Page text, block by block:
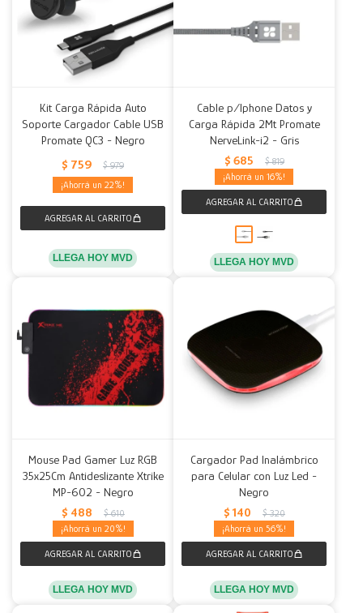
Kit Carga Rápida Auto
Soporte Cargador Cable USB
Promate QC3 - Negro
$ 759 $ 979
22
LLEGA HOY MVD
Cable p/Iphone Datos y
Carga Rápida 2Mt Promate
NerveLink-i2 - Gris
$ 685 $ 819
16
LLEGA HOY MVD
Mouse Pad Gamer Luz RGB
35x25Cm Antideslizante Xtrike
MP-602 - Negro
$ 488 $ 610
20
LLEGA HOY MVD
Cargador Pad Inalámbrico
para Celular con Luz Led -
Negro
$ 140 $ 320
56
LLEGA HOY MVD